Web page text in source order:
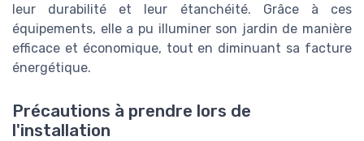
leur durabilité et leur étanchéité. Grâce à ces
équipements, elle a pu illuminer son jardin de manière
efficace et économique, tout en diminuant sa facture
énergétique.
Précautions à prendre lors de
l'installation